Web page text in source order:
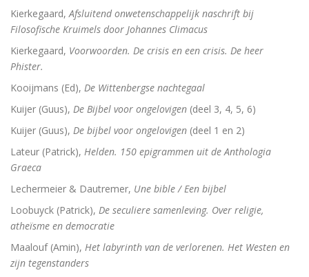
Kierkegaard,Afsluitend onwetenschappelijk naschrift bij
Filosofische Kruimels door Johannes Climacus
Kierkegaard, Voorwoorden. De crisis en een crisis. De heer
Phister.
Kooijmans (Ed), De Wittenbergse nachtegaal
Kuijer (Guus), De Bijbel voor ongelovigen (deel 3, 4, 5, 6)
Kuijer (Guus), De bijbel voor ongelovigen (deel 1 en 2)
Lateur (Patrick), Helden. 150 epigrammen uit de Anthologia
Graeca
Lechermeier & Dautremer, Une bible / Een bijbel
Loobuyck (Patrick), De seculiere samenleving. Over religie,
atheïsme en democratie
Maalouf (Amin), Het labyrinth van de verlorenen. Het Westen en
zijn tegenstanders